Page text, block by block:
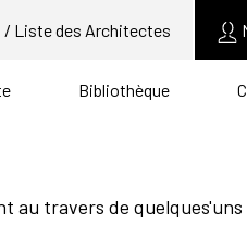
/ Liste des Architectes
Bibliothèque
au travers de quelques'uns